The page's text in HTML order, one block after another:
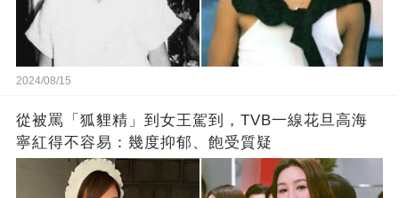
2024/08/15
從被罵「狐貍精」到女王駕到，TVB一線花旦高海
寧紅得不容易：幾度抑郁、飽受質疑